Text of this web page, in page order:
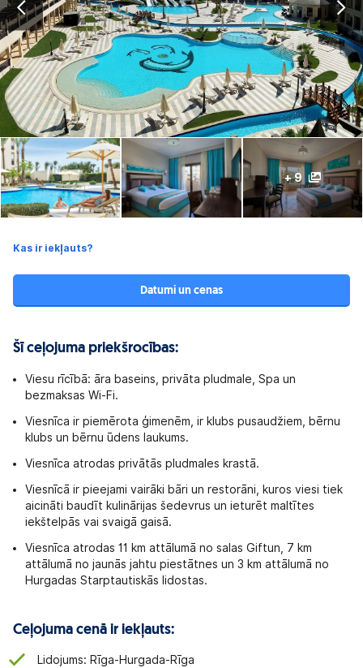
+ 9
Kas ir iekļauts?
Datumi un cenas
Šī ceļojuma priekšrocības:
Viesu rīcībā: āra baseins, privāta pludmale, Spa un
bezmaksas Wi-Fi.
Viesnīca ir piemērota ģimenēm, ir klubs pusaudžiem, bērnu
klubs un bērnu ūdens laukums.
Viesnīca atrodas privātās pludmales krastā.
Viesnīcā ir pieejami vairāki bāri un restorāni, kuros viesi tiek
aicināti baudīt kulinārijas šedevrus un ieturēt maltītes
iekštelpās vai svaigā gaisā.
Viesnīca atrodas 11 km attālumā no salas Giftun, 7 km
attālumā no jaunās jahtu piestātnes un 3 km attālumā no
Hurgadas Starptautiskās lidostas.
Ceļojuma cenā ir iekļauts:
Lidojums: Rīga-Hurgada-Rīga